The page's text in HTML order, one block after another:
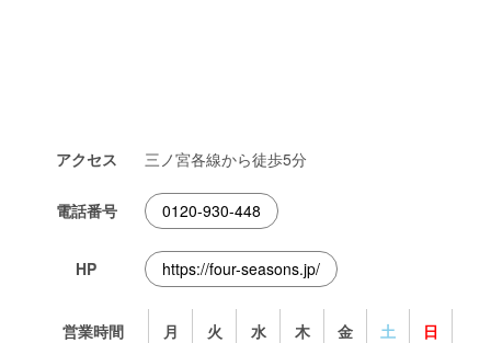
アクセス 三ノ宮各線から徒歩5分
電話番号 0120-930-448
HP https://four-seasons.jp/
営業時間 月 火 水 木 金 土 日